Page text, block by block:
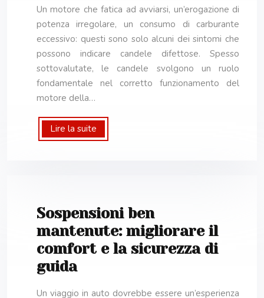
Un motore che fatica ad avviarsi, un’erogazione di
potenza irregolare, un consumo di carburante
eccessivo: questi sono solo alcuni dei sintomi che
possono indicare candele difettose. Spesso
sottovalutate, le candele svolgono un ruolo
fondamentale nel corretto funzionamento del
motore della…
Lire la suite
Sospensioni ben
mantenute: migliorare il
comfort e la sicurezza di
guida
Un viaggio in auto dovrebbe essere un’esperienza